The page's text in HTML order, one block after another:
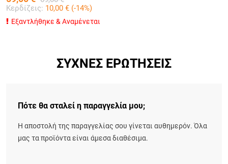
Κερδίζεις: 10,00 € (-14%)
Εξαντλήθηκε & Αναμένεται
ΣΥΧΝΈΣ ΕΡΩΤΉΣΕΙΣ
Πότε θα σταλεί η παραγγελία μου;
Η αποστολή της παραγγελίας σου γίνεται αυθημερόν. Όλα
μας τα προϊόντα είναι άμεσα διαθέσιμα.